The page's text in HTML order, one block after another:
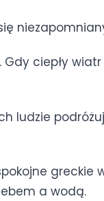
ciepły
ludzie
greckie
a wodą.